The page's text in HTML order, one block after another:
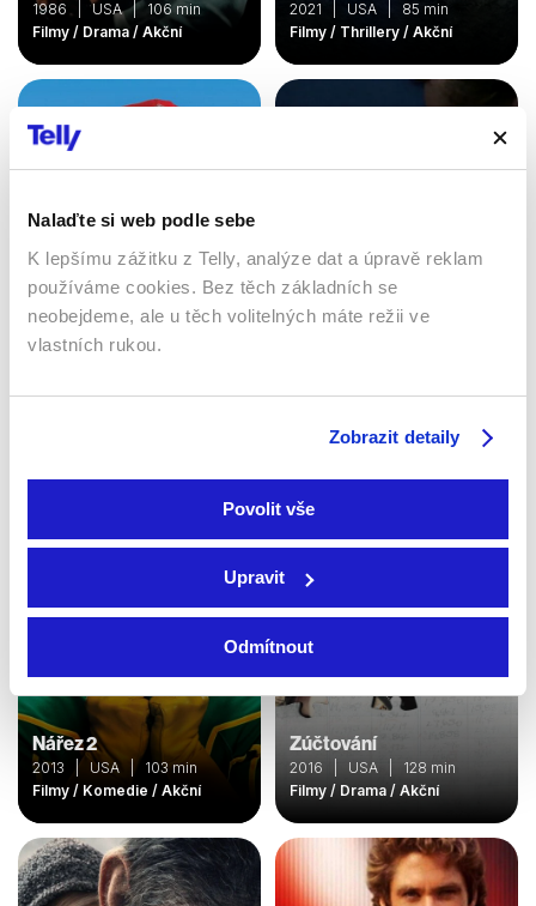
Nalaďte si web podle sebe
K lepšímu zážitku z Telly, analýze dat a úpravě reklam
používáme cookies. Bez těch základních se
neobejdeme, ale u těch volitelných máte režii ve
vlastních rukou.
Zobrazit detaily
Povolit vše
Upravit
Odmítnout
1986 | USA | 106 min
Filmy / Drama / Akční
2021 | USA | 85 min
Filmy / Thrillery / Akční
Nářez 2
2013 | USA | 103 min
Filmy / Komedie / Akční
Zúčtování
2016 | USA | 128 min
Filmy / Drama / Akční